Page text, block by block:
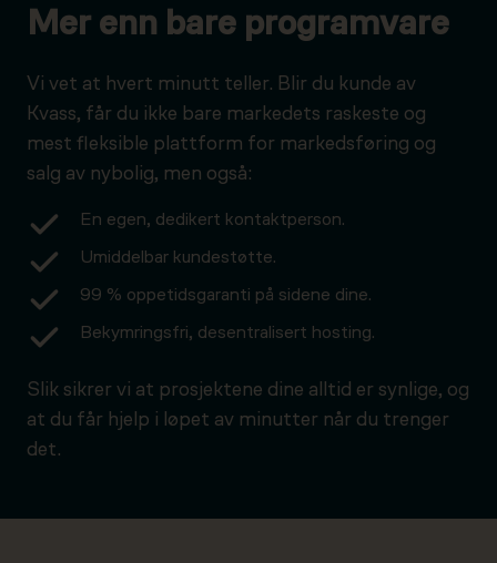
Mer enn bare programvare
Vi vet at hvert minutt teller. Blir du kunde av
Kvass, får du ikke bare markedets raskeste og
mest fleksible plattform for markedsføring og
salg av nybolig, men også:
En egen, dedikert kontaktperson.
Umiddelbar kundestøtte.
99 % oppetidsgaranti på sidene dine.
Bekymringsfri, desentralisert hosting.
Slik sikrer vi at prosjektene dine alltid er synlige, og
at du får hjelp i løpet av minutter når du trenger
det.